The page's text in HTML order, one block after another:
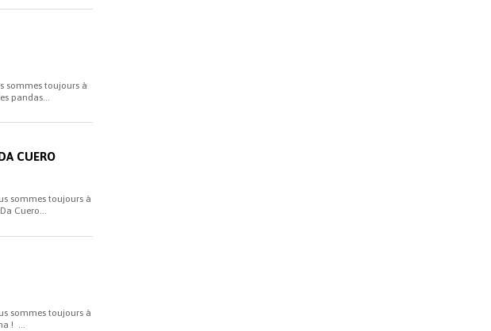
sommes toujours à
pandas...
CUERO
sommes toujours à
Cuero...
sommes toujours à
! ...